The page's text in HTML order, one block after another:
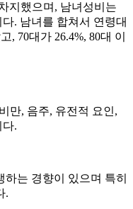
지했으며, 남녀성비는
. 남녀를 합쳐서 연령대
, 70대가 26.4%, 80대 이
만, 음주, 유전적 요인,
.
는 경향이 있으며 특히
.